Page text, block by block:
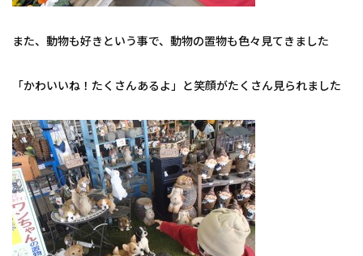
また、動物も好きという事で、動物の置物も色々見てきました
「かわいいね！たくさんあるよ」と笑顔がたくさん見られました